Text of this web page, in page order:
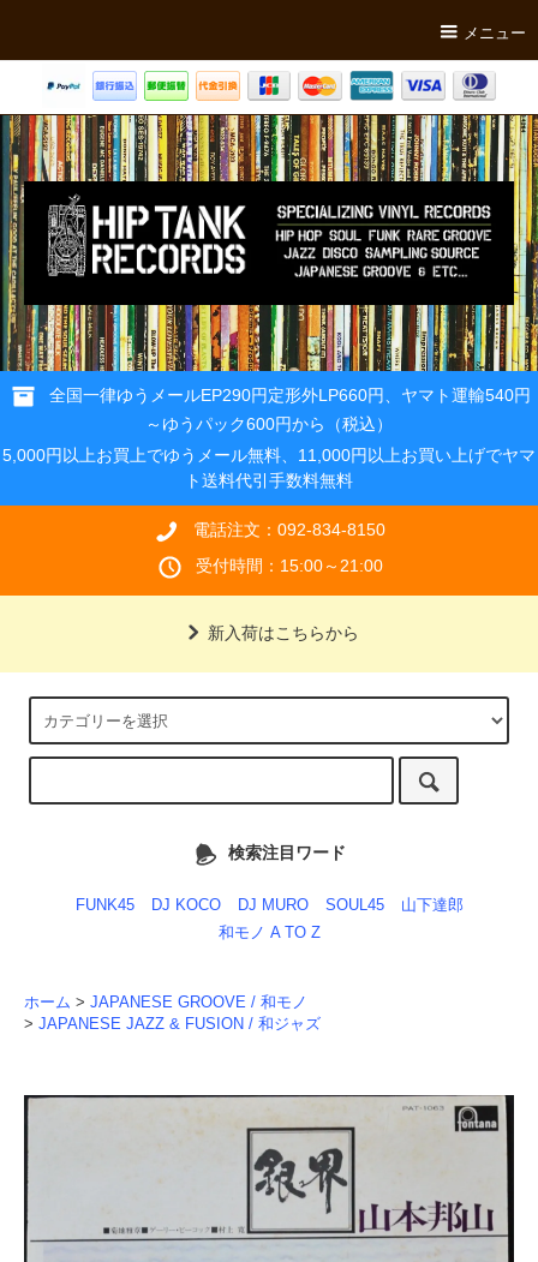
メニュー
全国一律ゆうメールEP290円定形外LP660円、ヤマト運輸540円
～ゆうパック600円から（税込）
5,000円以上お買上でゆうメール無料、11,000円以上お買い上げでヤマ
ト送料代引手数料無料
電話注文：092-834-8150
受付時間：15:00～21:00
新入荷はこちらから
検索注目ワード
FUNK45 DJ KOCO DJ MURO SOUL45
山下達郎
和モノ A TO Z
ホーム > JAPANESE GROOVE / 和モノ
> JAPANESE JAZZ & FUSION / 和ジャズ